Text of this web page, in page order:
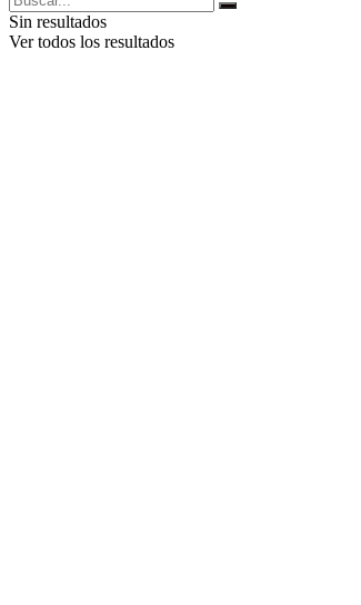
Sin resultados
Ver todos los resultados